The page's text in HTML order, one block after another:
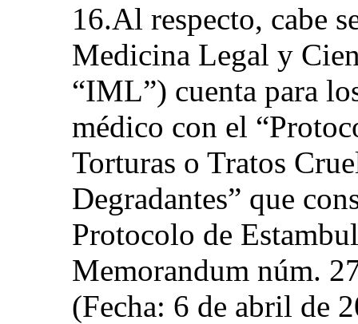
16.Al respecto, cabe
Medicina Legal y
“IML”) cuenta para
médico con el
Torturas o Tratos
Degradantes” que
Protocolo de
Memorandum núm.
(Fecha: 6 de abril de